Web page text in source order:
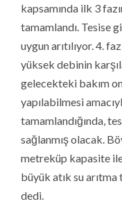
kapsamında ilk 3
tamamlandı. Tesise
uygun arıtılıyor. 4.
yüksek debinin
gelecekteki bakım
yapılabilmesi
tamamlandığında,
sağlanmış olacak.
metreküp kapasite ile
büyük atık su arıtma
dedi.